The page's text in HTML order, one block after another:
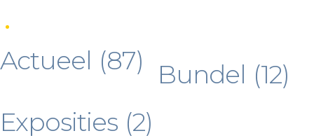
Actueel (87) Bundel (12)
Exposities (2)